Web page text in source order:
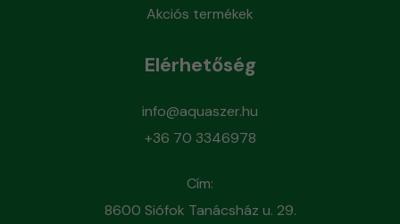
Akciós termékek
Elérhetőség
info@aquaszer.hu
+36 70 3346978
Cím:
8600 Siófok Tanácsház u. 29.